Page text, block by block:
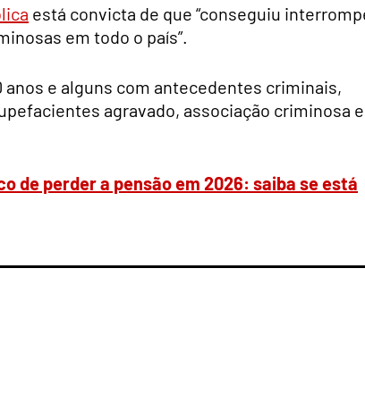
está convicta de que “conseguiu
em todo o país”.
e alguns com antecedentes criminais,
agravado, associação criminosa e
de perder a pensão em 2026: saiba se está